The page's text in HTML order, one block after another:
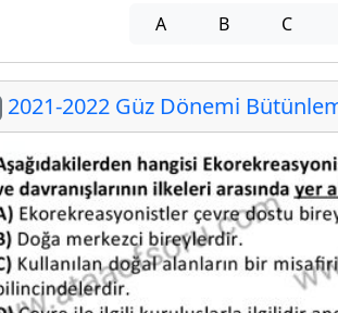
A B C
2021-2022 Güz Dönemi